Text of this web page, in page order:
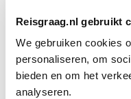
Reisgraag.nl gebruikt
We gebruiken cookies
personaliseren, om
bieden en om het
analyseren.
planning.
blijft, kunnen wij de
tentenkamp in de